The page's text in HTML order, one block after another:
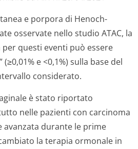
e porpora di Henoch-
osservate nello studio ATAC, la
questi eventi può essere
e <0,1%) sulla base del
considerato.
è stato riportato
nelle pazienti con carcinoma
avanzata durante le prime
la terapia ormonale in